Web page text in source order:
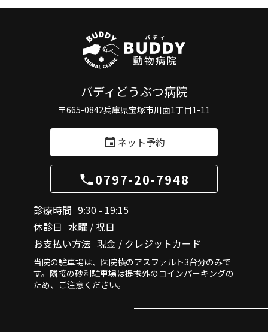
バディどうぶつ病院
〒665-0842兵庫県宝塚市川面1丁目1-11
ネット予約
0797-20-7948
診療時間 9:30 - 19:15
休診日 水曜 / 祝日
お支払い方法 現金 / クレジットカード
当院の駐車場は、医院横のアスファルト3台分のみで
す。隣接の砂利駐車場は提携外のコインパーキングの
ため、ご注意ください。